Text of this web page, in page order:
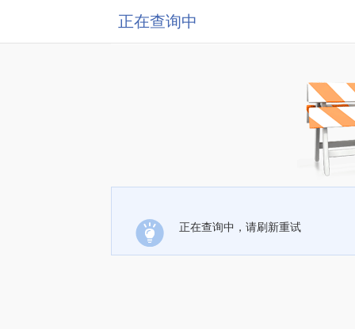
正在查询中
正在查询中，请刷新重试